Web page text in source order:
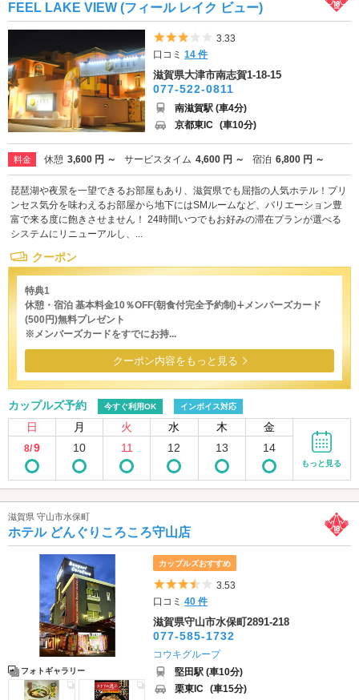
FEEL LAKE VIEW (フィール レイク ビュー)
5つ星のうち3
3.33
口コミ14 件
滋賀県大津市南志賀1-18-15
077-522-0811
南滋賀駅 (車4分)
京都東IC (車10分)
料金 休憩 3,600 円 ～ サービスタイム 4,600 円 ～ 宿泊 6,800 円 ～
琵琶湖や夜景を一望できるお部屋もあり、滋賀県でも屈指の人気ホテル！プリ
ンセス気分を味わえるお部屋から地下にはSMルームなど、バリエーション豊
富で来る度に飽きさせません！ 24時間いつでもお好みの滞在プランが選べる
システムにリニューアルし、...
クーポン
特典1
休憩・宿泊 基本料金10％OFF(朝食付完全予約制)∔メンバーズカード
(500円)無料プレゼント
※メンバーズカードをすでにお持...
クーポン内容をもっと見る
カップルズ予約 今すぐ利用OK インボイス対応
日 月 火 水 木 金
8/9 10 11 12 13 14
もっと見る
滋賀県 守山市水保町
ホテル どんぐりころころ守山店
フォトギャラリー
カップルズおすすめ
5つ星のうち3.5
3.53
口コミ40 件
滋賀県守山市水保町2891-218
077-585-1732
コウキグループ
堅田駅 (車10分)
栗東IC (車15分)